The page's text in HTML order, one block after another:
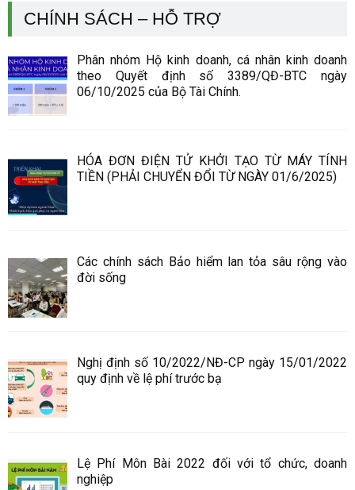
CHÍNH SÁCH – HỖ TRỢ
Phân nhóm Hộ kinh doanh, cá nhân kinh doanh
theo Quyết định số 3389/QĐ-BTC ngày
06/10/2025 của Bộ Tài Chính.
HÓA ĐƠN ĐIỆN TỬ KHỞI TẠO TỪ MÁY TÍNH
TIỀN (PHẢI CHUYỂN ĐỔI TỪ NGÀY 01/6/2025)
Các chính sách Bảo hiểm lan tỏa sâu rộng vào
đời sống
Nghị định số 10/2022/NĐ-CP ngày 15/01/2022
quy định về lệ phí trước bạ
Lệ Phí Môn Bài 2022 đối với tổ chức, doanh
nghiệp